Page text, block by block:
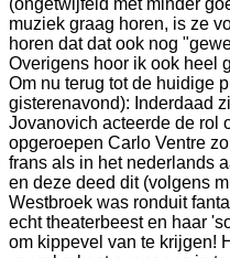
(ongetwijfeld met minder
muziek graag horen, is ze
horen dat dat ook nog
Overigens hoor ik ook heel
Om nu terug tot de huidige
gisterenavond): Inderdaad
Jovanovich acteerde de rol
opgeroepen Carlo Ventre
frans als in het nederlands
en deze deed dit (volgens
Westbroek was ronduit
echt theaterbeest en haar
om kippevel van te krijgen!